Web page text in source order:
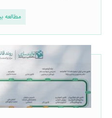
مطالعه